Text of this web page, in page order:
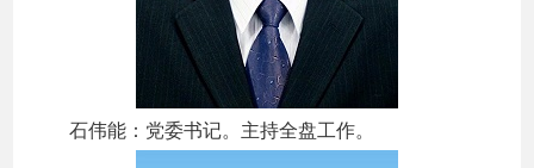
石伟能：党委书记。主持全盘工作。